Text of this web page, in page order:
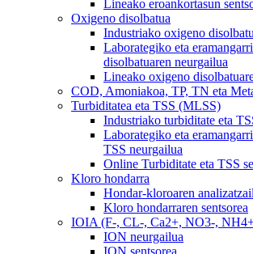
Lineako eroankortasun
Oxigeno disolbatua
Industriako oxigeno
Laborategiko eta
disolbatuaren neurgailua
Lineako oxigeno
COD, Amoniakoa, TP, TN eta
Turbiditatea eta TSS (MLSS)
Industriako turbiditate eta
Laborategiko eta
TSS neurgailua
Online Turbiditate eta TSS
Kloro hondarra
Hondar-kloroaren
Kloro hondarraren sentsorea
IOIA (F-, CL-, Ca2+, NO3-,
ION neurgailua
ION sentsorea